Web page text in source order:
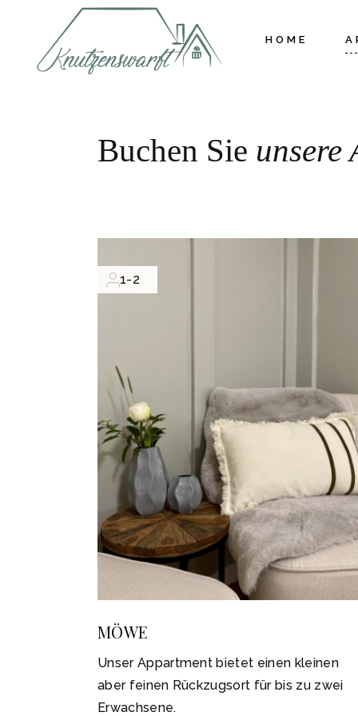
HOME
Buchen Sie unsere
1-2
MÖWE
Unser Appartment bietet einen kleinen
aber feinen Rückzugsort für bis zu zwei
Erwachsene.